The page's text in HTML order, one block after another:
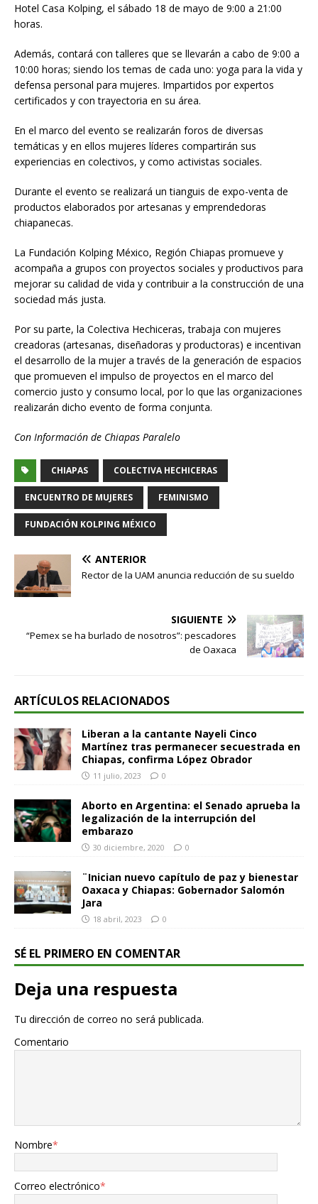
Hotel Casa Kolping, el sábado 18 de mayo de 9:00 a 21:00
horas.
Además, contará con talleres que se llevarán a cabo de 9:00 a
10:00 horas; siendo los temas de cada uno: yoga para la vida y
defensa personal para mujeres. Impartidos por expertos
certificados y con trayectoria en su área.
En el marco del evento se realizarán foros de diversas
temáticas y en ellos mujeres líderes compartirán sus
experiencias en colectivos, y como activistas sociales.
Durante el evento se realizará un tianguis de expo-venta de
productos elaborados por artesanas y emprendedoras
chiapanecas.
La Fundación Kolping México, Región Chiapas promueve y
acompaña a grupos con proyectos sociales y productivos para
mejorar su calidad de vida y contribuir a la construcción de una
sociedad más justa.
Por su parte, la Colectiva Hechiceras, trabaja con mujeres
creadoras (artesanas, diseñadoras y productoras) e incentivan
el desarrollo de la mujer a través de la generación de espacios
que promueven el impulso de proyectos en el marco del
comercio justo y consumo local, por lo que las organizaciones
realizarán dicho evento de forma conjunta.
Con Información de Chiapas Paralelo
CHIAPAS COLECTIVA HECHICERAS
ENCUENTRO DE MUJERES FEMINISMO
FUNDACIÓN KOLPING MÉXICO
ANTERIOR
Rector de la UAM anuncia reducción de su sueldo
SIGUIENTE
“Pemex se ha burlado de nosotros”: pescadores
de Oaxaca
ARTÍCULOS RELACIONADOS
Liberan a la cantante Nayeli Cinco
Martínez tras permanecer secuestrada en
Chiapas, confirma López Obrador
11 julio, 2023 0
Aborto en Argentina: el Senado aprueba la
legalización de la interrupción del
embarazo
30 diciembre, 2020 0
¨Inician nuevo capítulo de paz y bienestar
Oaxaca y Chiapas: Gobernador Salomón
Jara
18 abril, 2023 0
SÉ EL PRIMERO EN COMENTAR
Deja una respuesta
Tu dirección de correo no será publicada.
Comentario
Nombre*
Correo electrónico*